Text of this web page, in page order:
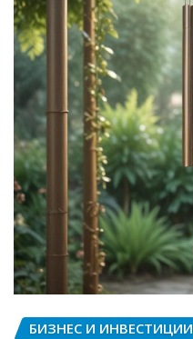
БИЗНЕС И ИНВЕСТИЦИИ